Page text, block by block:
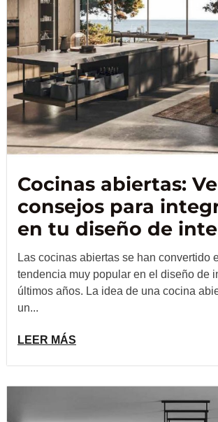
Cocinas abiertas:
consejos para
en tu diseño de
Las cocinas abiertas se han convertido
tendencia muy popular en el diseño de
últimos años. La idea de una cocina
un...
LEER MÁS